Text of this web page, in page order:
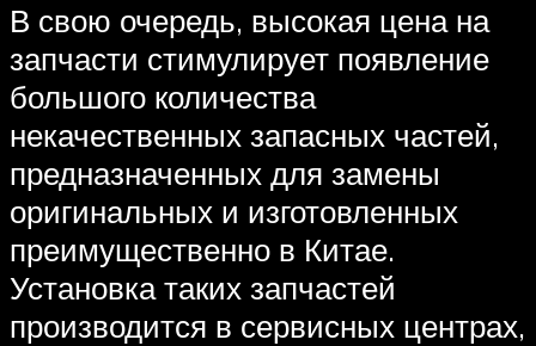
В свою очередь, высокая цена на
запчасти стимулирует появление
большого количества
некачественных запасных частей,
предназначенных для замены
оригинальных и изготовленных
преимущественно в Китае.
Установка таких запчастей
производится в сервисных центрах,